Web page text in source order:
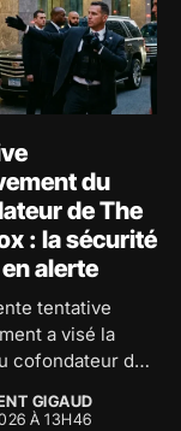
du
de The
: la sécurité
alerte
tentative
a visé la
cofondateur de
GIGAUD
À 13H46